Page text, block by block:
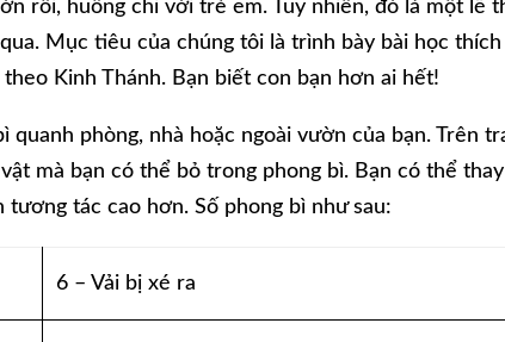
rồi, huống chi với trẻ em. Tuy nhiên, đó là một lẽ
Mục tiêu của chúng tôi là trình bày bài học thích
Kinh Thánh. Bạn biết con bạn hơn ai hết!
quanh phòng, nhà hoặc ngoài vườn của bạn. Trên
mà bạn có thể bỏ trong phong bì. Bạn có thể thay
tác cao hơn. Số phong bì như sau:
6 – Vải bị xé ra